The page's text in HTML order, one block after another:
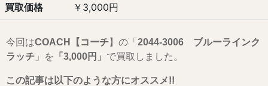
買取価格 ￥3,000円
今回はCOACH【コーチ】の「 2044-3006 ブルーラインク
ラッチ 」を 「3,000円」 で買取しました。
こ の記事は以下のような方にオススメ!!